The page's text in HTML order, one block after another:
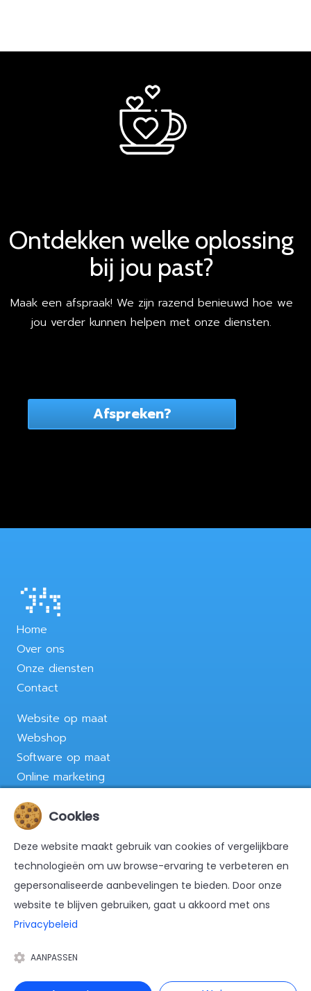
Ontdekken welke oplossing
bij jou past?
Maak een afspraak! We zijn razend benieuwd hoe we
jou verder kunnen helpen met onze diensten.
Afspreken?
Home
Over ons
Onze diensten
Contact
Website op maat
Webshop
Software op maat
Online marketing
Nijverheidsweg 34
7671 DA Vriezenveen
Tel. 0853016472
info@datasculpt.nl
Cookies
Deze website maakt gebruik van cookies of vergelijkbare
technologieën om uw browse-ervaring te verbeteren en
gepersonaliseerde aanbevelingen te bieden. Door onze
website te blijven gebruiken, gaat u akkoord met ons
Privacybeleid
AANPASSEN